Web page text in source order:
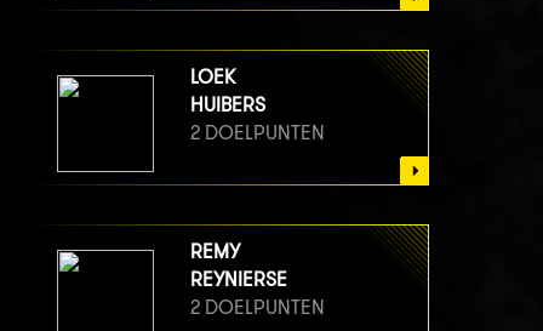
LOEK
HUIBERS
2 DOELPUNTEN
REMY
REYNIERSE
2 DOELPUNTEN